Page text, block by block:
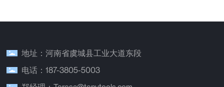
地址：河南省虞城县工业大道东段
电话：187-3805-5003